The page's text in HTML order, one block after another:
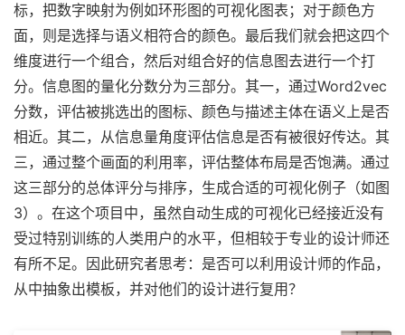
标，把数字映射为例如环形图的可视化图表；对于颜色方
面，则是选择与语义相符合的颜色。最后我们就会把这四个
维度进行一个组合，然后对组合好的信息图去进行一个打
分。信息图的量化分数分为三部分。其一，通过Word2vec
分数，评估被挑选出的图标、颜色与描述主体在语义上是否
相近。其二，从信息量角度评估信息是否有被很好传达。其
三，通过整个画面的利用率，评估整体布局是否饱满。通过
这三部分的总体评分与排序，生成合适的可视化例子（如图
3）。在这个项目中，虽然自动生成的可视化已经接近没有
受过特别训练的人类用户的水平，但相较于专业的设计师还
有所不足。因此研究者思考：是否可以利用设计师的作品，
从中抽象出模板，并对他们的设计进行复用？